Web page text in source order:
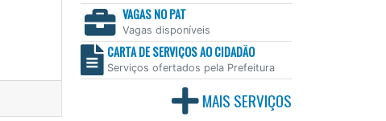
VAGAS NO PAT
Vagas disponíveis
CARTA DE SERVIÇOS AO CIDADÃO
Serviços ofertados pela Prefeitura
MAIS SERVIÇOS